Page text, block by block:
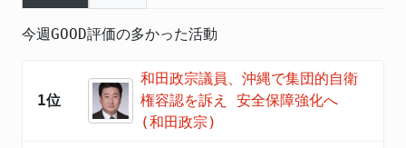
今週GOOD評価の多かった活動
1位
和田政宗議員、沖縄で集団的自衛
権容認を訴え 安全保障強化へ
(和田政宗)